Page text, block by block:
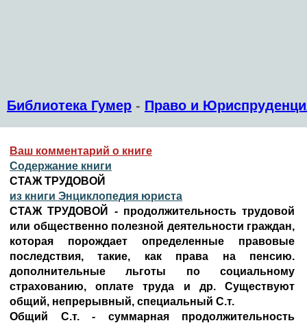
Библиотека Гумер - Право и
Ваш комментарий о книге
Содержание книги
СТАЖ ТРУДОВОЙ
из книги Энциклопедия юриста
СТАЖ ТРУДОВОЙ - продолжительность трудовой
или общественно полезной деятельности граждан,
которая порождает определенные правовые
последствия, такие, как права на пенсию.
дополнительные льготы по социальному
страхованию, оплате труда и др. Существуют
общий, непрерывный, специальный С.т.
Общий С.т. - суммарная продолжительность